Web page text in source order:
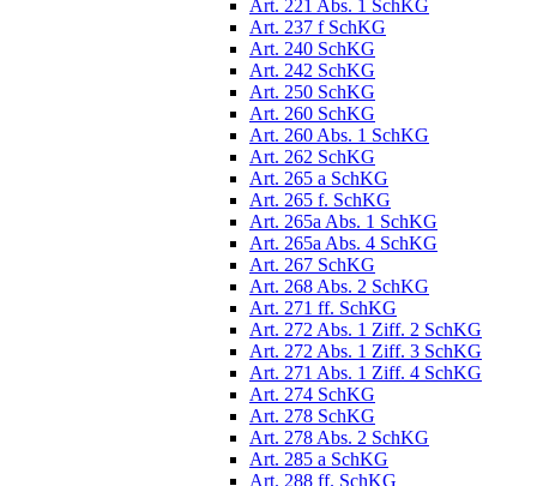
Art. 221 Abs. 1 SchKG
Art. 237 f SchKG
Art. 240 SchKG
Art. 242 SchKG
Art. 250 SchKG
Art. 260 SchKG
Art. 260 Abs. 1 SchKG
Art. 262 SchKG
Art. 265 a SchKG
Art. 265 f. SchKG
Art. 265a Abs. 1 SchKG
Art. 265a Abs. 4 SchKG
Art. 267 SchKG
Art. 268 Abs. 2 SchKG
Art. 271 ff. SchKG
Art. 272 Abs. 1 Ziff. 2 SchKG
Art. 272 Abs. 1 Ziff. 3 SchKG
Art. 271 Abs. 1 Ziff. 4 SchKG
Art. 274 SchKG
Art. 278 SchKG
Art. 278 Abs. 2 SchKG
Art. 285 a SchKG
Art. 288 ff. SchKG